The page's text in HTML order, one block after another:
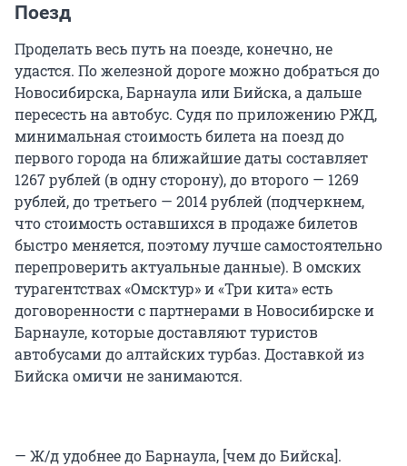
Поезд
Проделать весь путь на поезде, конечно, не
удастся. По железной дороге можно добраться до
Новосибирска, Барнаула или Бийска, а дальше
пересесть на автобус. Судя по приложению РЖД,
минимальная стоимость билета на поезд до
первого города на ближайшие даты составляет
1267 рублей (в одну сторону), до второго — 1269
рублей, до третьего — 2014 рублей (подчеркнем,
что стоимость оставшихся в продаже билетов
быстро меняется, поэтому лучше самостоятельно
перепроверить актуальные данные). В омских
турагентствах «Омсктур» и «Три кита» есть
договоренности с партнерами в Новосибирске и
Барнауле, которые доставляют туристов
автобусами до алтайских турбаз. Доставкой из
Бийска омичи не занимаются.
— Ж/д удобнее до Барнаула, [чем до Бийска].